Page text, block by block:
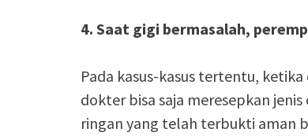
4. Saat gigi bermasalah,
Pada kasus-kasus tertentu,
dokter bisa saja meresepkan
ringan yang telah terbukti aman